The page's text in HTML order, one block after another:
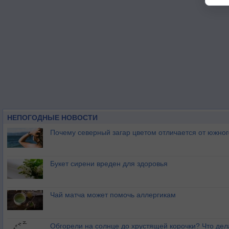
НЕПОГОДНЫЕ НОВОСТИ
Почему северный загар цветом отличается от
Букет сирени вреден для здоровья
Чай матча может помочь аллергикам
Обгорели на солнце до хрустящей корочки? Что